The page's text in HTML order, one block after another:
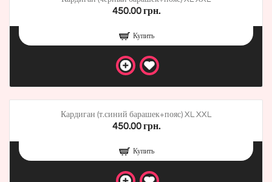
450.00 грн.
Купить
Кардиган (т.синий барашек+пояс) XL XXL
450.00 грн.
Купить